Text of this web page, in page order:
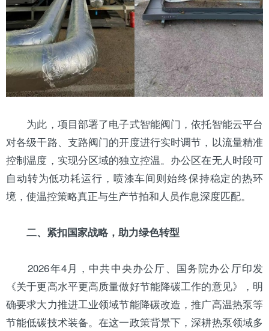
为此，项目部署了电子式智能阀门，依托智能云平台
对各级干路、支路阀门的开度进行实时调节，以流量精准
控制温度，实现分区域的独立控温。办公区在无人时段可
自动转为低功耗运行，喷漆车间则始终保持稳定的热环
境，使温控策略真正与生产节拍和人员作息深度匹配。
二、紧扣国家战略，助力绿色转型
2026年4月，中共中央办公厅、国务院办公厅印发
《关于更高水平更高质量做好节能降碳工作的意见》，明
确要求大力推进工业领域节能降碳改造，推广高温热泵等
节能低碳技术装备。在这一政策背景下，深耕热泵领域多